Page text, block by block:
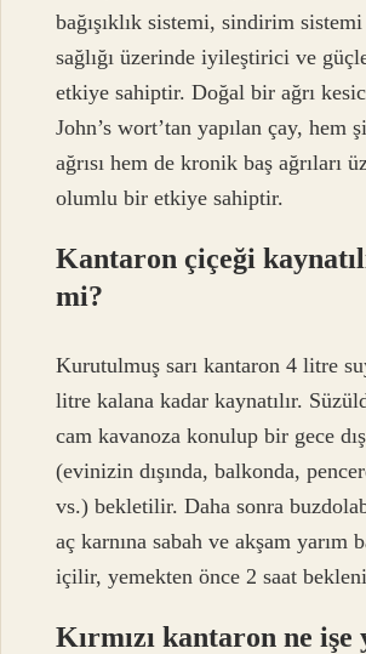
bağışıklık sistemi, sindirim
sağlığı üzerinde iyileştirici ve
etkiye sahiptir. Doğal bir ağrı
John’s wort’tan yapılan çay, hem
ağrısı hem de kronik baş ağrıları
olumlu bir etkiye sahiptir.
Kantaron çiçeği
mi?
Kurutulmuş sarı kantaron 4 litre
litre kalana kadar kaynatılır.
cam kavanoza konulup bir gece
(evinizin dışında, balkonda,
vs.) bekletilir. Daha sonra
aç karnına sabah ve akşam yarım
içilir, yemekten önce 2 saat
Kırmızı kantaron ne